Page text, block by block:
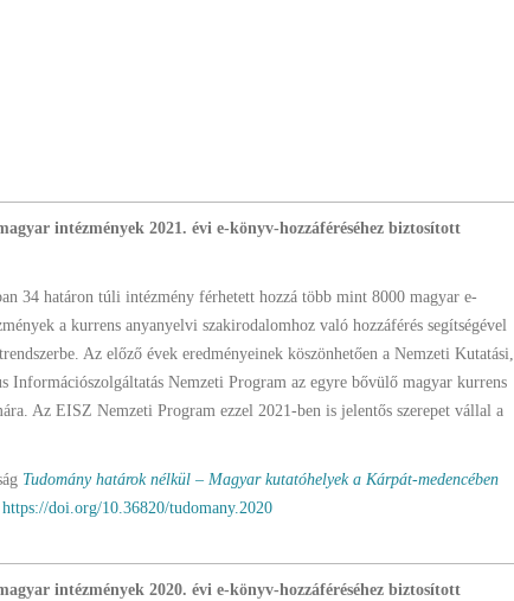
intézmények 2021. évi e-könyv-hozzáféréséhez biztosított
34 határon túli intézmény férhetett hozzá több mint 8000 magyar e-
a kurrens anyanyelvi szakirodalomhoz való hozzáférés segítségével
Az előző évek eredményeinek köszönhetően a Nemzeti Kutatási,
Nemzeti Program az egyre bővülő magyar kurrens
Az EISZ Nemzeti Program ezzel 2021-ben is jelentős szerepet vállal a
Tudomány határok nélkül – Magyar kutatóhelyek a Kárpát-medencében
https://doi.org/10.36820/tudomany.2020
intézmények 2020. évi e-könyv-hozzáféréséhez biztosított